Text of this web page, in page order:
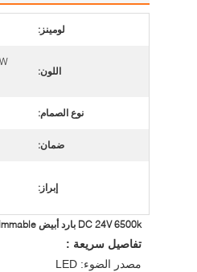
لومينز:
اللون:
نوع الصمام:
ضمان:
إبراز:
DC 24V 6500k بارد أبيض Dimmable مسيك led ضوء شريط لحمام سباحة
تفاصيل سريعة :
مصدر الضوء: LED